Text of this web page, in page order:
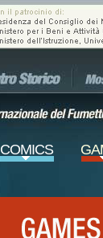
COMICS